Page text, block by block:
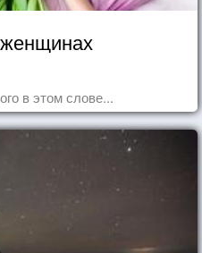
в этом слове...